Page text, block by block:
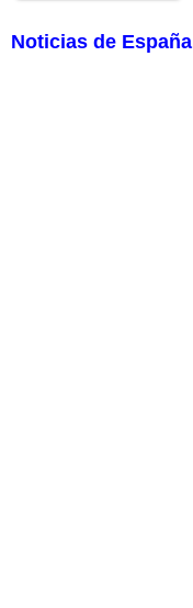
Noticias de España